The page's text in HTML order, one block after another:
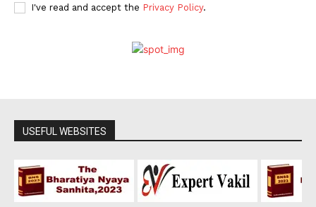
I've read and accept the Privacy Policy.
USEFUL WEBSITES